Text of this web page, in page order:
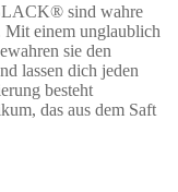
sind wahre
Mit einem unglaublich
sie den
lassen dich jeden
besteht
das aus dem Saft